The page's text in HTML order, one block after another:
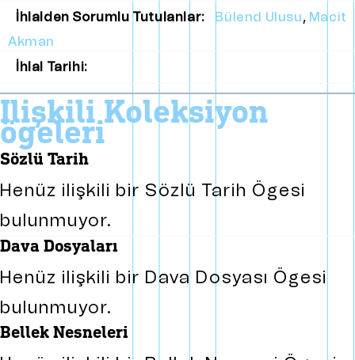
İhlalden Sorumlu Tutulanlar: Bülend Ulusu, Macit
Akman
İhlal Tarihi:
i̇lişkili koleksiyon
ögeleri
sözlü tarih
Henüz ilişkili bir Sözlü Tarih Ögesi
bulunmuyor.
dava dosyaları
Henüz ilişkili bir Dava Dosyası Ögesi
bulunmuyor.
bellek nesneleri